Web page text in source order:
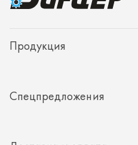
Доставка и оплата